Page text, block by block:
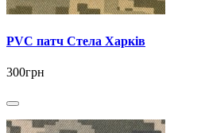
PVC патч Стела Харків
300грн